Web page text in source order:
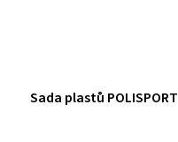
Sada plastů POLISPORT